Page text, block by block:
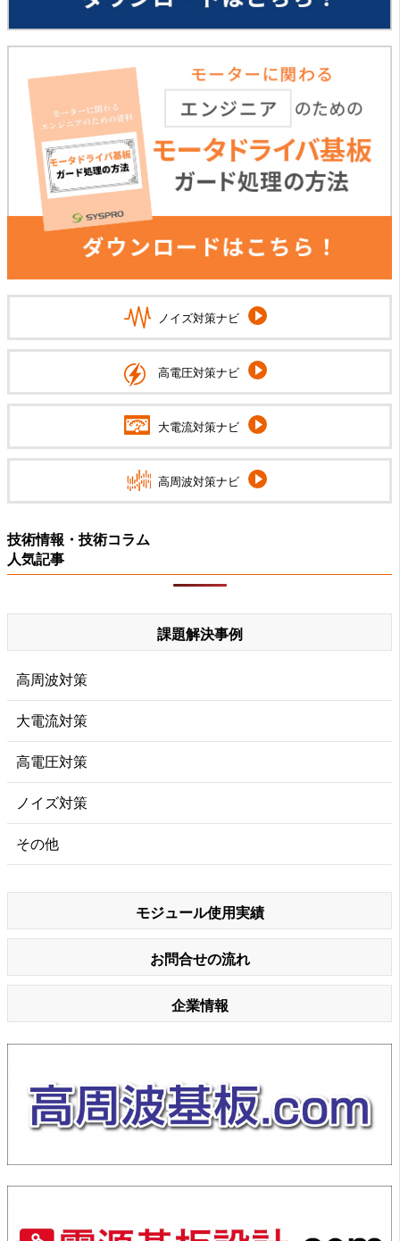
ノイズ対策ナビ
高電圧対策ナビ
大電流対策ナビ
高周波対策ナビ
技術情報・技術コラム
人気記事
課題解決事例
高周波対策
大電流対策
高電圧対策
ノイズ対策
その他
モジュール使用実績
お問合せの流れ
企業情報